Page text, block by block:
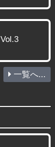
一覧へ...